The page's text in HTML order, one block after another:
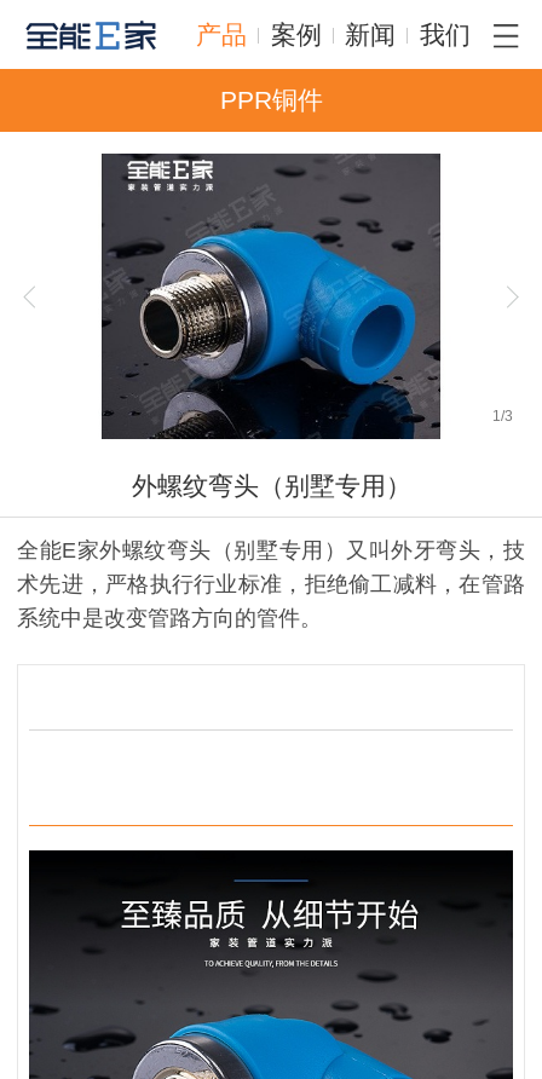
产品 案例 新闻 我们
PPR铜件
1 /3
外螺纹弯头（别墅专用）
全能E家外螺纹弯头（别墅专用）又叫外牙弯头，技
术先进，严格执行行业标准，拒绝偷工减料，在管路
系统中是改变管路方向的管件。